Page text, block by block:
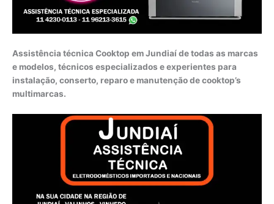
Assistência técnica Cooktop em Jundiaí de todas as marcas
e modelos, técnicos especializados e experientes para
instalação, conserto, reparo e manutenção de cooktop’s
multimarcas.